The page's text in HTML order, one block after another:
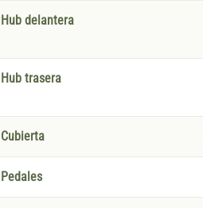
Hub delantera
Hub trasera
Cubierta
Pedales